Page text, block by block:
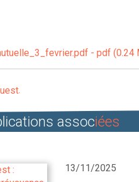
- pdf (0.24
associées
13/11/2025